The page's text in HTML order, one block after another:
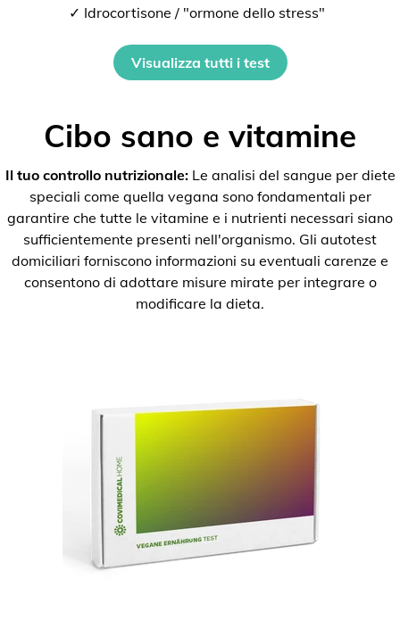
✓ Idrocortisone / "ormone dello stress"
Visualizza tutti i test
Cibo sano e vitamine
Il tuo controllo nutrizionale:Le analisi del sangue per diete
speciali come quella vegana sono fondamentali per
garantire che tutte le vitamine e i nutrienti necessari siano
sufficientemente presenti nell'organismo. Gli autotest
domiciliari forniscono informazioni su eventuali carenze e
consentono di adottare misure mirate per integrare o
modificare la dieta.